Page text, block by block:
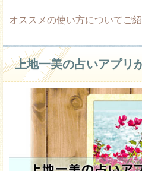
オススメの使い方についてご紹
上地一美の占いアプリ